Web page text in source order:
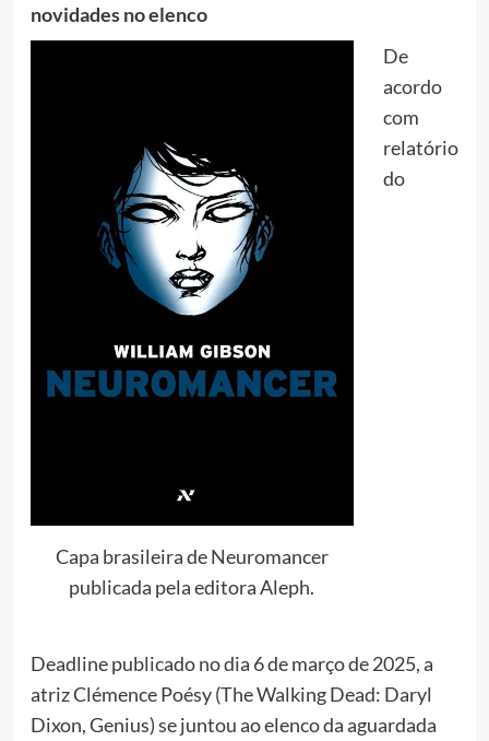
novidades no elenco
Capa brasileira de Neuromancer
publicada pela editora Aleph.
De
acordo
com
relatório
do
Deadline publicado no dia 6 de março de 2025, a
atriz Clémence Poésy (The Walking Dead: Daryl
Dixon, Genius) se juntou ao elenco da aguardada